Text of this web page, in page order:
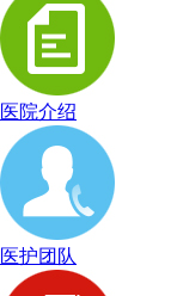
医院介绍
医护团队